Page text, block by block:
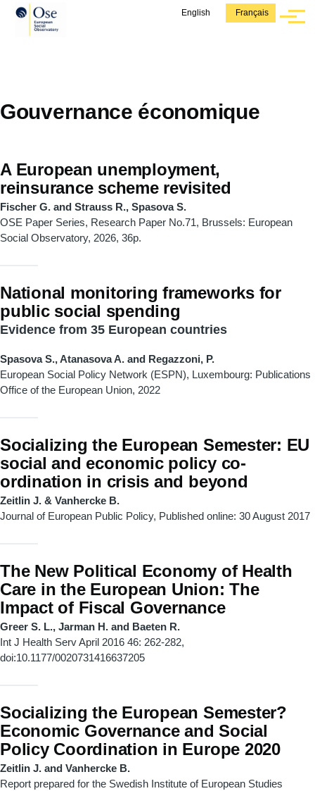
Aller au contenu principal English Français
Menu
Gouvernance économique
A European unemployment,
reinsurance scheme revisited
Fischer G. and Strauss R., Spasova S.
OSE Paper Series, Research Paper No.71, Brussels: European
Social Observatory, 2026, 36p.
National monitoring frameworks for
public social spending
Evidence from 35 European countries
Spasova S., Atanasova A. and Regazzoni, P.
European Social Policy Network (ESPN), Luxembourg: Publications
Office of the European Union, 2022
Socializing the European Semester: EU
social and economic policy co-
ordination in crisis and beyond
Zeitlin J. & Vanhercke B.
Journal of European Public Policy, Published online: 30 August 2017
The New Political Economy of Health
Care in the European Union: The
Impact of Fiscal Governance
Greer S. L., Jarman H. and Baeten R.
Int J Health Serv April 2016 46: 262-282,
doi:10.1177/0020731416637205
Socializing the European Semester?
Economic Governance and Social
Policy Coordination in Europe 2020
Zeitlin J. and Vanhercke B.
Report prepared for the Swedish Institute of European Studies